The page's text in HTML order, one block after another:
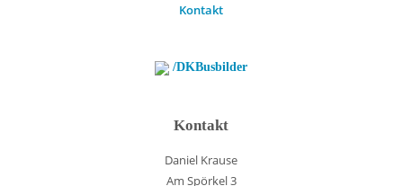
Kontakt
/DKBusbilder
Kontakt
Daniel Krause
Am Spörkel 3